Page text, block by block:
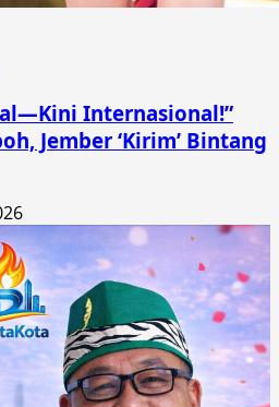
Internasional!”
Jember ‘Kirim’ Bintang